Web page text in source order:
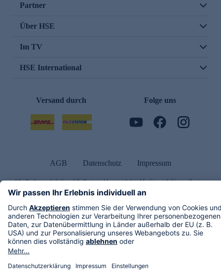
Partner
Über HSE
Im TV
HSE International
Versand durch Folge uns
AGB Datenschutz Impressum
Alle Rechte vorbehalten. Alle Preise inkl. gesetzlicher MwSt., zzgl. Versandkosten.